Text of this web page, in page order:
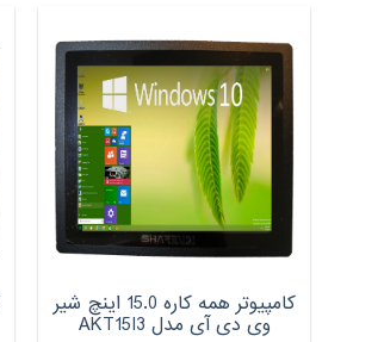
کامپیوتر همه کاره 15.0 اینچ شیر
وی دی آی مدل AKT15I3